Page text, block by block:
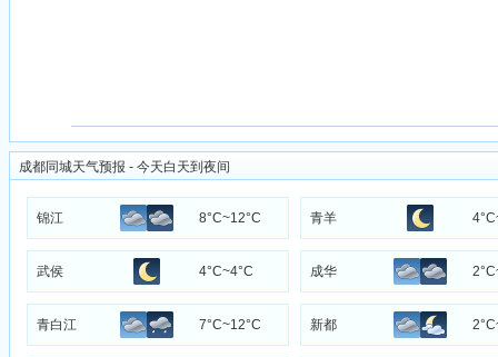
成都同城天气预报 - 今天白天到夜间
锦江 8°C~12°C 青羊
武侯 4°C~4°C 成华
青白江 7°C~12°C 新都